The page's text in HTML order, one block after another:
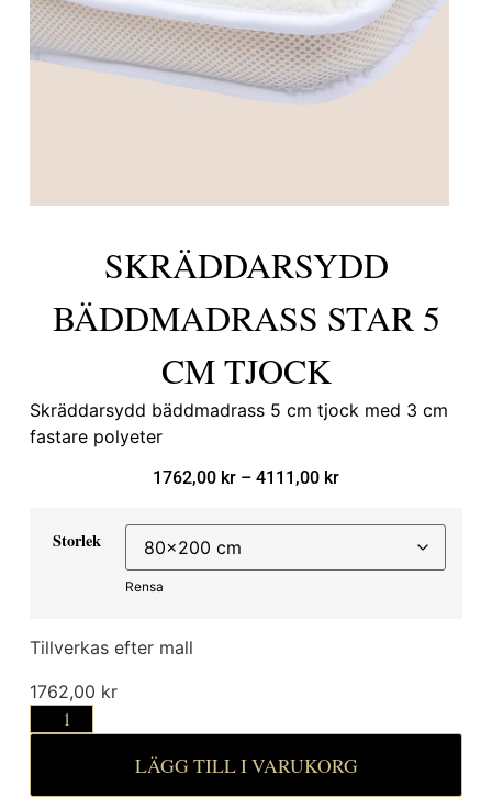
SKRÄDDARSYDD
BÄDDMADRASS STAR 5
CM TJOCK
Skräddarsydd bäddmadrass 5 cm tjock med 3 cm
fastare polyeter
1762,00 kr – 4111,00 kr
Storlek
Rensa
Tillverkas efter mall
1762,00 kr
LÄGG TILL I VARUKORG